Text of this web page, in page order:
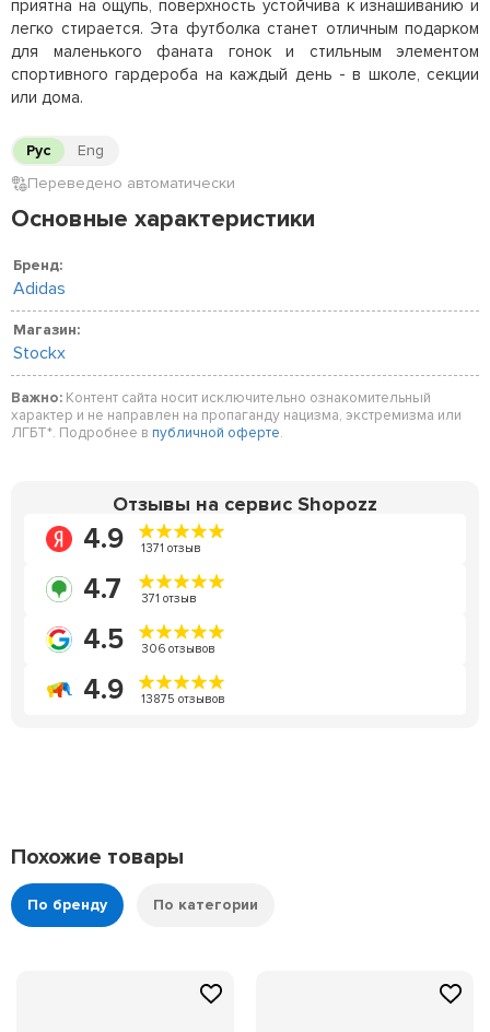
приятна на ощупь, поверхность устойчива к изнашиванию и
легко стирается. Эта футболка станет отличным подарком
для маленького фаната гонок и стильным элементом
спортивного гардероба на каждый день - в школе, секции
или дома.
Рус
Eng
Переведено автоматически
Основные характеристики
Бренд:
Adidas
Магазин:
Stockx
Важно: Контент сайта носит исключительно ознакомительный
характер и не направлен на пропаганду нацизма, экстремизма или
ЛГБТ*. Подробнее в публичной оферте.
Отзывы на сервис Shopozz
4.9 1371 отзыв
4.7 371 отзыв
4.5 306 отзывов
4.9 13875 отзывов
Похожие товары
По бренду По категории